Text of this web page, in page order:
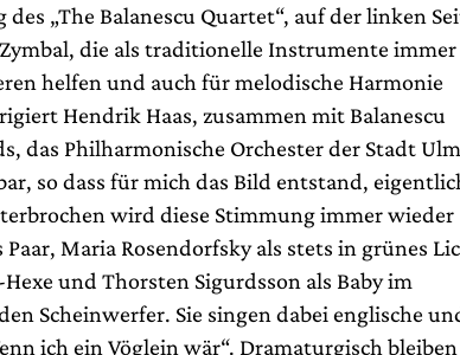
„The Balanescu Quartet“, auf der linken
die als traditionelle Instrumente immer
helfen und auch für melodische Harmonie
Hendrik Haas, zusammen mit Balanescu
das Philharmonische Orchester der Stadt
so dass für mich das Bild entstand,
wird diese Stimmung immer wieder
Maria Rosendorfsky als stets in grünes
und Thorsten Sigurdsson als Baby im
Scheinwerfer. Sie singen dabei englische
ich ein Vöglein wär“. Dramaturgisch bleiben